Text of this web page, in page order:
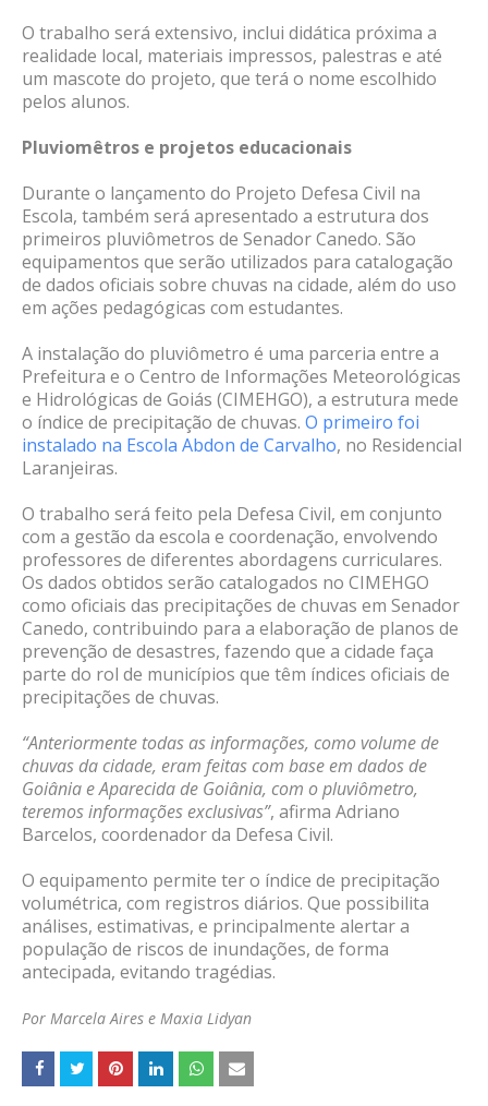
O trabalho será extensivo, inclui didática próxima a
realidade local, materiais impressos, palestras e até
um mascote do projeto, que terá o nome escolhido
pelos alunos.
Pluviomêtros e projetos educacionais
Durante o lançamento do Projeto Defesa Civil na
Escola, também será apresentado a estrutura dos
primeiros pluviômetros de Senador Canedo. São
equipamentos que serão utilizados para catalogação
de dados oficiais sobre chuvas na cidade, além do uso
em ações pedagógicas com estudantes.
A instalação do pluviômetro é uma parceria entre a
Prefeitura e o Centro de Informações Meteorológicas
e Hidrológicas de Goiás (CIMEHGO), a estrutura mede
o índice de precipitação de chuvas. O primeiro foi
instalado na Escola Abdon de Carvalho, no Residencial
Laranjeiras.
O trabalho será feito pela Defesa Civil, em conjunto
com a gestão da escola e coordenação, envolvendo
professores de diferentes abordagens curriculares.
Os dados obtidos serão catalogados no CIMEHGO
como oficiais das precipitações de chuvas em Senador
Canedo, contribuindo para a elaboração de planos de
prevenção de desastres, fazendo que a cidade faça
parte do rol de municípios que têm índices oficiais de
precipitações de chuvas.
“Anteriormente todas as informações, como volume de
chuvas da cidade, eram feitas com base em dados de
Goiânia e Aparecida de Goiânia, com o pluviômetro,
teremos informações exclusivas”, afirma Adriano
Barcelos, coordenador da Defesa Civil.
O equipamento permite ter o índice de precipitação
volumétrica, com registros diários. Que possibilita
análises, estimativas, e principalmente alertar a
população de riscos de inundações, de forma
antecipada, evitando tragédias.
Por Marcela Aires e Maxia Lidyan